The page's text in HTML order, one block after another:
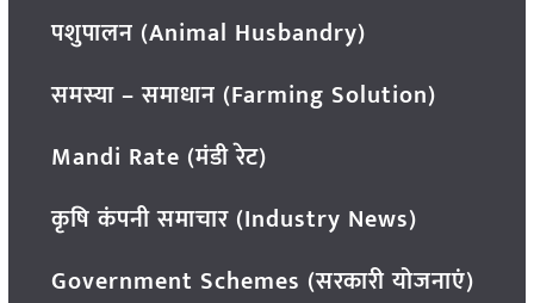
पशुपालन (Animal Husbandry)
समस्या – समाधान (Farming Solution)
Mandi Rate (मंडी रेट)
कृषि कंपनी समाचार (Industry News)
Government Schemes (सरकारी योजनाएं)